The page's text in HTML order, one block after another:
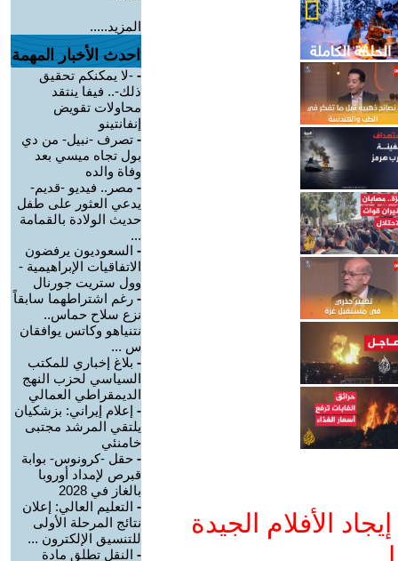
الأفلام الجيدة
المزيد.....
احدث الأخبار المهمة
- -لا يمكنكم تحقيق
ذلك-.. فيفا ينتقد
محاولات تقويض
إنفانتينو
- تصرف -نبيل- من دي
بول تجاه ميسي بعد
وفاة والده
- مصر.. فيديو -قديم-
يدعي العثور على طفل
حديث الولادة بالقمامة
...
- السعوديون يرفضون
الاتفاقيات الإبراهيمية -
وول ستريت جورنال
- رغم اشتراطهما سابقاً
نزع سلاح حماس..
نتنياهو وكاتس يوافقان
س ...
- بلاغ إخباري للمكتب
السياسي لحزب النهج
الديمقراطي العمالي
- إعلام إيراني: بزشكيان
يلتقي المرشد مجتبى
خامنئي
- حقل -كرونوس- بوابة
قبرص لإمداد أوروبا
بالغاز في 2028
- التعليم العالي: إعلان
نتائج المرحلة الأولى
للتنسيق الإلكترون ...
- النقل تطلق مادة